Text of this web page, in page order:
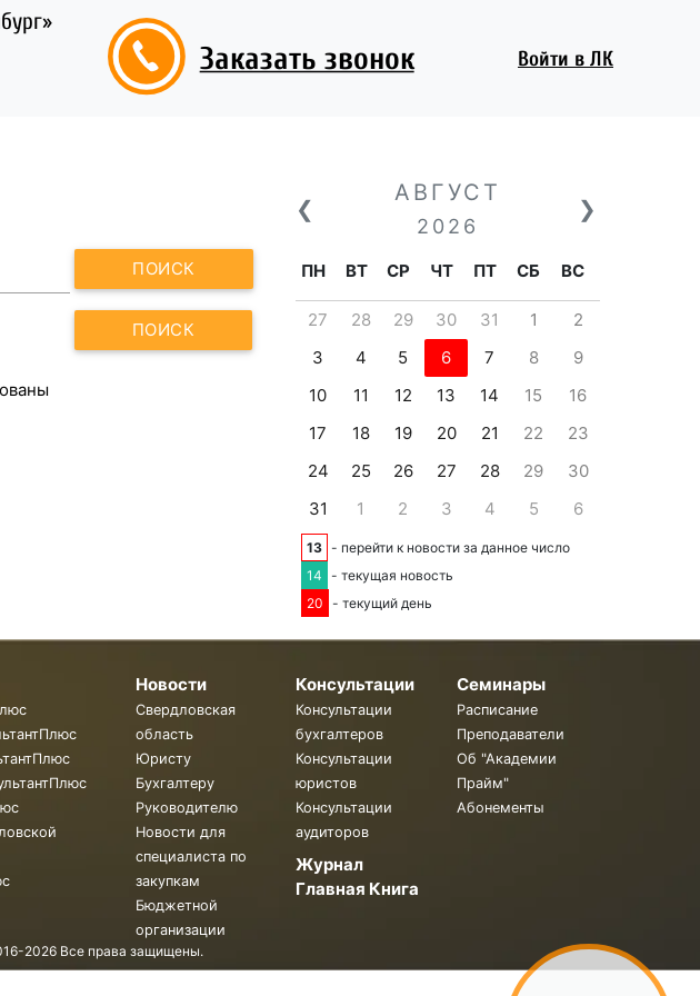
Заказать звонок Войти в ЛК
ПОИСК
ПОИСК
❮ ❯
АВГУСТ
2026
ПН ВТ СР ЧТ ПТ СБ ВС
27 28 29 30 31 1
2
3
4 5 6 7 8
9
10
11 12 13 14 15
16
17
18 19 20 21 22
23
24
25 26 27 28 29
30
31
1 2 3 4 5 6
13 - перейти к новости за данное число
14 - текущая новость
20 - текущий день
Новости
Свердловская
область
Юристу
Бухгалтеру
Руководителю
Новости для
специалиста по
закупкам
Бюджетной
организации
Консультации
Консультации
бухгалтеров
Консультации
юристов
Консультации
аудиторов
Журнал
Главная Книга
Семинары
Расписание
Преподаватели
Об "Академии
Прайм"
Абонементы
2026 Все права защищены.